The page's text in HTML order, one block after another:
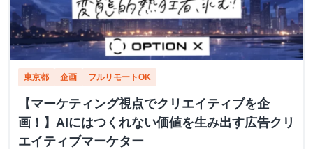
東京都 企画 フルリモートOK
【マーケティング視点でクリエイティブを企
画！】AIにはつくれない価値を生み出す広告クリ
エイティブマーケター